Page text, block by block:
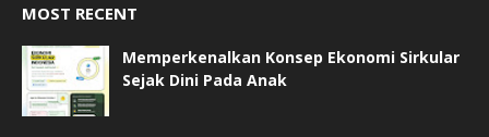
MOST RECENT
Memperkenalkan Konsep Ekonomi Sirkular
Sejak Dini Pada Anak